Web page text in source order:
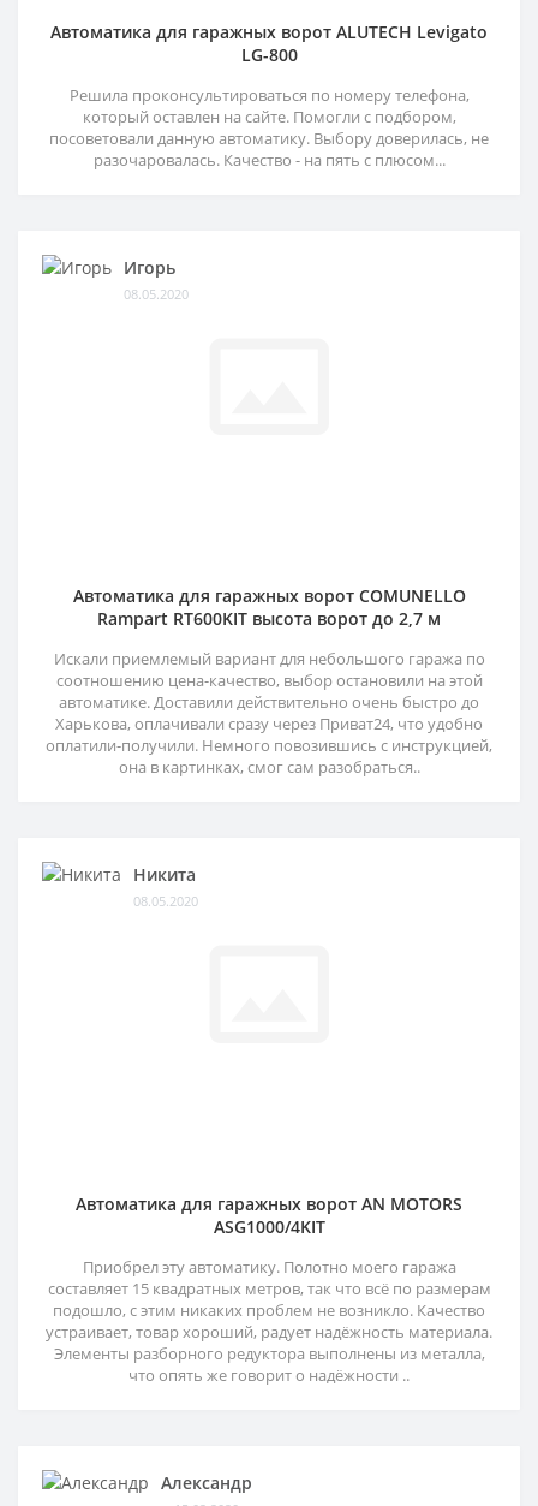
Автоматика для гаражных ворот ALUTECH Levigato
LG-800
Решила проконсультироваться по номеру телефона,
который оставлен на сайте. Помогли с подбором,
посоветовали данную автоматику. Выбору доверилась, не
разочаровалась. Качество - на пять с плюсом...
Игорь
08.05.2020
Автоматика для гаражных ворот COMUNELLO
Rampart RT600KIT высота ворот до 2,7 м
Искали приемлемый вариант для небольшого гаража по
соотношению цена-качество, выбор остановили на этой
автоматике. Доставили действительно очень быстро до
Харькова, оплачивали сразу через Приват24, что удобно
оплатили-получили. Немного повозившись с инструкцией,
она в картинках, смог сам разобраться..
Никита
08.05.2020
Автоматика для гаражных ворот AN MOTORS
ASG1000/4KIT
Приобрел эту автоматику. Полотно моего гаража
составляет 15 квадратных метров, так что всё по размерам
подошло, с этим никаких проблем не возникло. Качество
устраивает, товар хороший, радует надёжность материала.
Элементы разборного редуктора выполнены из металла,
что опять же говорит о надёжности ..
Александр